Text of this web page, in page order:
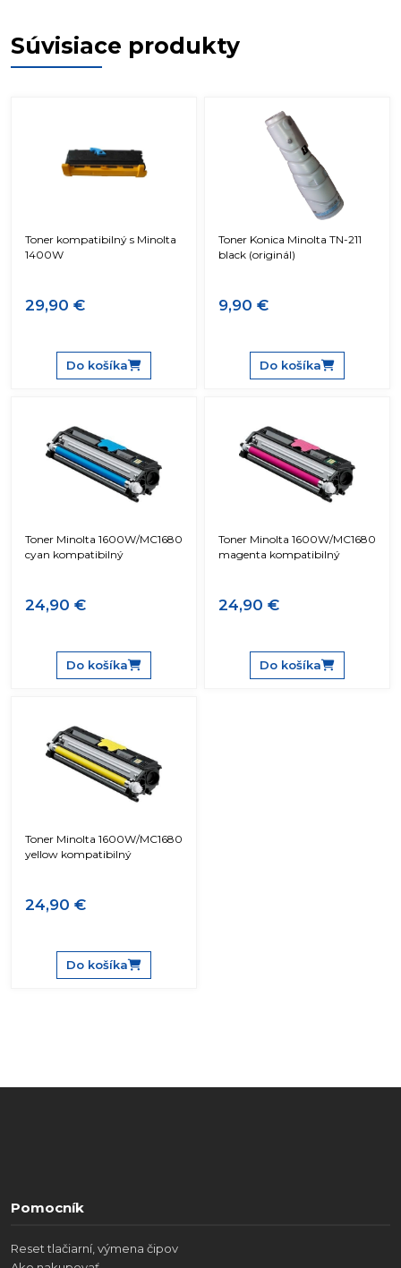
Súvisiace produkty
Toner kompatibilný s Minolta
1400W
29,90 €
Do košíka
Toner Konica Minolta TN-211
black (originál)
9,90 €
Do košíka
Toner Minolta 1600W/MC1680
cyan kompatibilný
24,90 €
Do košíka
Toner Minolta 1600W/MC1680
magenta kompatibilný
24,90 €
Do košíka
Toner Minolta 1600W/MC1680
yellow kompatibilný
24,90 €
Do košíka
Pomocník
Reset tlačiarní, výmena čipov